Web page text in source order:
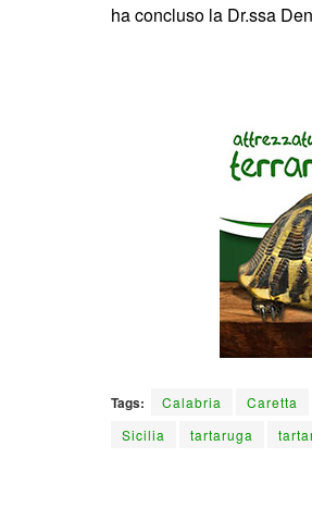
ha concluso la Dr.ssa
Tags: Calabria Caretta
Sicilia
tartaruga